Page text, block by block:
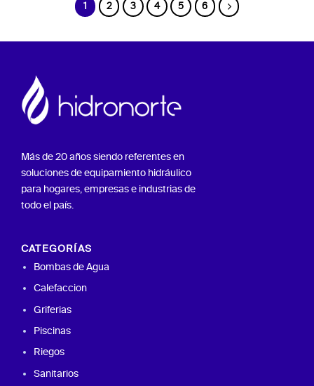
1 2 3 4 5 6
Más de 20 años siendo referentes en
soluciones de equipamiento hidráulico
para hogares, empresas e industrias de
todo el país.
CATEGORÍAS
Bombas de Agua
Calefaccion
Griferias
Piscinas
Riegos
Sanitarios